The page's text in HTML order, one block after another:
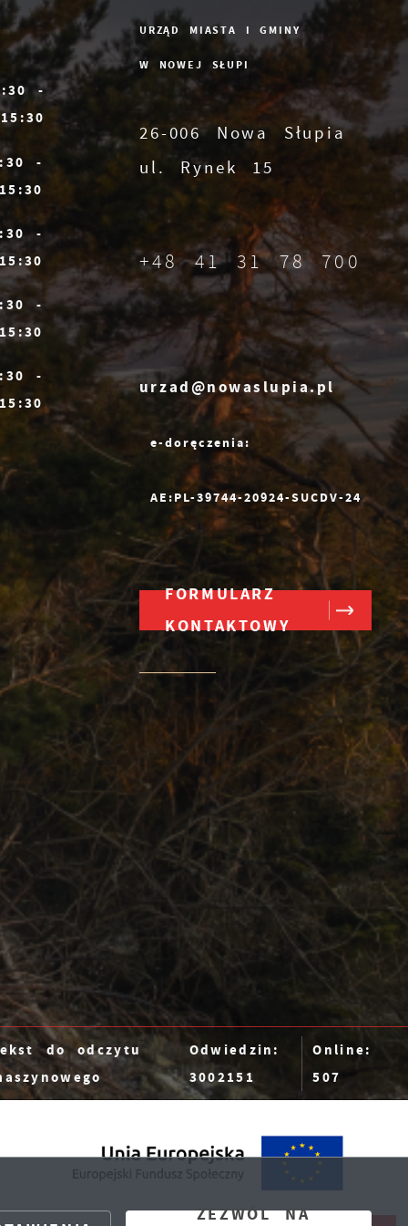
-
15:30
-
15:30
-
15:30
-
15:30
-
15:30
URZĄD MIASTA I GMINY
W NOWEJ SŁUPI
26-006 Nowa Słupia
ul. Rynek 15
+48 41 31 78 700
urzad@nowaslupia.pl
e-doręczenia:
AE:PL-39744-20924-SUCDV-24
FORMULARZ
KONTAKTOWY
do odczytu
Odwiedzin:
3002151
Online:
507
ZEZWÓL NA